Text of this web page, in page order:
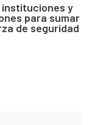
instituciones y
para sumar
de seguridad